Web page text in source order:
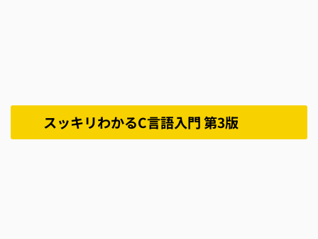
スッキリわかるC言語入門 第3版